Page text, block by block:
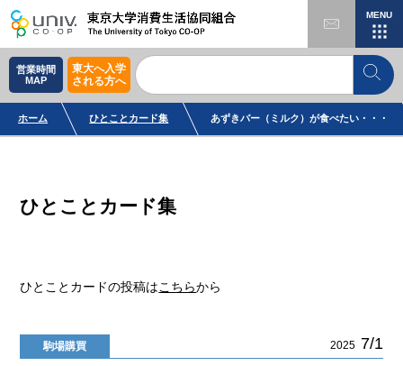
MENU
営業時間
MAP
東大へ入学
される方へ
ホーム ひとことカード集 あずきバー（ミルク）が食べたい・・・
ひとことカード集
ひとことカードの投稿はこちらから
駒場購買 2025 7/1